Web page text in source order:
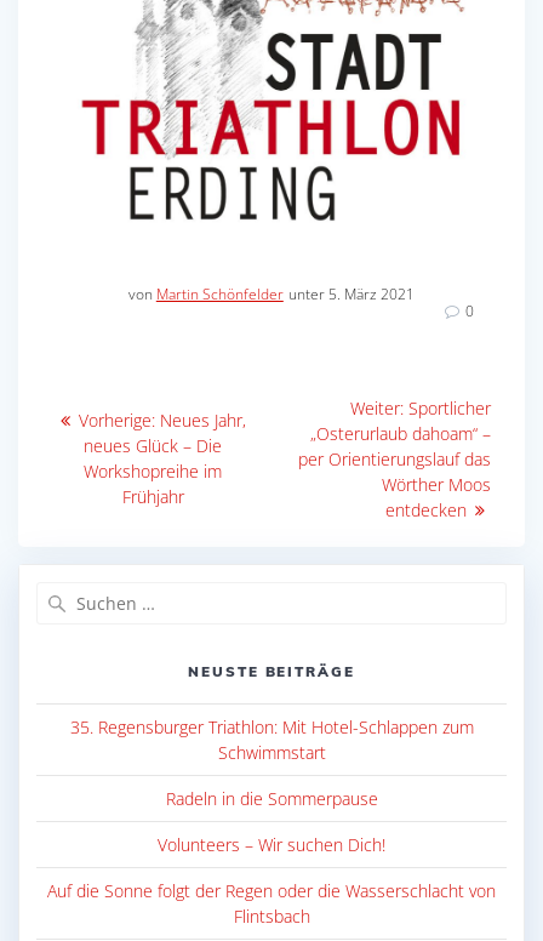
von Martin Schönfelder unter 5. März 2021
0
Beitragsnavigation
Vorherige: Vorheriger
Beitrag:
Neues Jahr,
neues Glück – Die
Workshopreihe im
Frühjahr
Weiter: Nächster
Beitrag:
Sportlicher
„Osterurlaub dahoam“ –
per Orientierungslauf das
Wörther Moos
entdecken
NEUSTE BEITRÄGE
35. Regensburger Triathlon: Mit Hotel-Schlappen zum
Schwimmstart
Radeln in die Sommerpause
Volunteers – Wir suchen Dich!
Auf die Sonne folgt der Regen oder die Wasserschlacht von
Flintsbach